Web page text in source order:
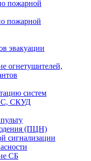
пожарной
пожарной
эвакуации
огнетушителей,
систем
СКУД
(ПЦН)
сигнализации
СБ